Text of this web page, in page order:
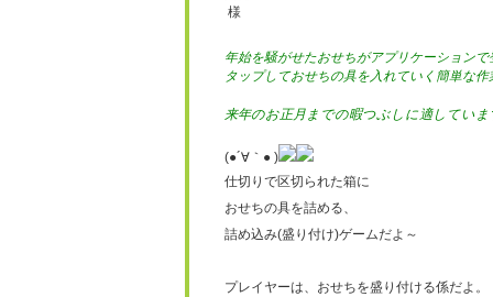
様
年始を騒がせたおせちがアプリケーションで
タップしておせちの具を入れていく簡単な作
来年のお正月までの暇つぶしに適していま
(●´∀｀● )
仕切りで区切られた箱に
おせちの具を詰める、
詰め込み(盛り付け)ゲームだよ～
プレイヤーは、おせちを盛り付ける係だよ。